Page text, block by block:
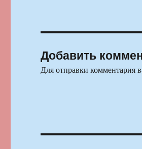
Добавить
Для отправки комментария